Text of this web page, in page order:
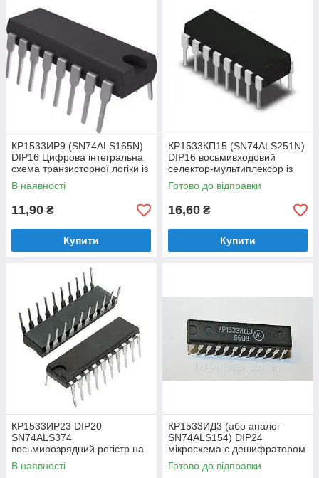
КР1533ИР9 (SN74ALS165N)
DIP16 Цифрова інтегральна
схема транзисторної логіки із
діодами Шоттки серії ТТЛ
В наявності
11,90 ₴
Купити
КР1533КП15 (SN74ALS251N)
DIP16 восьмивходовий
селектор-мультиплексор із
трьома стійкими станами
Готово до відправки
16,60 ₴
Купити
КР1533ИР23 DIP20
SN74ALS374
восьмирозрядний регістр на
тригерах із клямкою (D-типу)
з трьома станами на вих.
В наявності
КР1533ИД3 (або аналог
SN74ALS154) DIP24
мікросхема є дешифратором
4x16 серії ТТЛ
Готово до відправки